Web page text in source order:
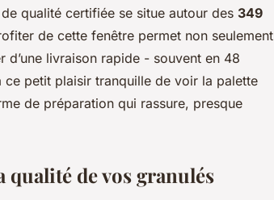
qualité certifiée se situe autour des 349
de cette fenêtre permet non seulement
livraison rapide - souvent en 48
petit plaisir tranquille de voir la palette
de préparation qui rassure, presque
qualité de vos granulés